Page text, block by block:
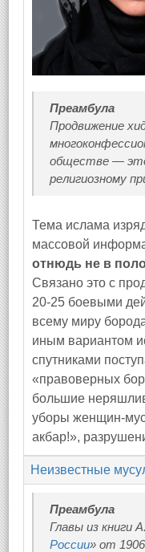
Преамбула
Продвижение
обществе —
религиозному
Тема ислама
массовой
отнюдь не в
Связано это с
20-25 боевыми
всему миру
иным вариантом
спутниками
«правоверных
большие
уборы женщин-
акбар!»,
Неизвестные
Преамбула
Главы из книги
России» от